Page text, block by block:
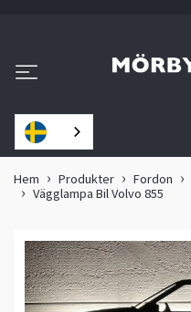
Hem Produkter Fordon
Vägglampa Bil Volvo 855